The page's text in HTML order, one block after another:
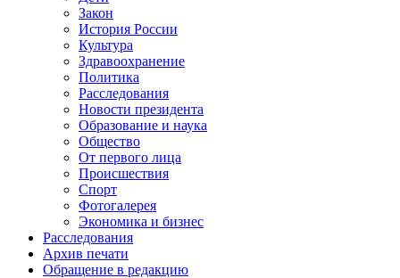
Закон
История России
Культура
Здравоохранение
Политика
Расследования
Новости президента
Образование и наука
Общество
От первого лица
Происшествия
Спорт
Фотогалерея
Экономика и бизнес
Расследования
Архив печати
Обращение в редакцию